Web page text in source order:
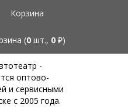
Корзина
(0 шт., 0 ₽)
-
оптово-
и сервисными
с 2005 года.